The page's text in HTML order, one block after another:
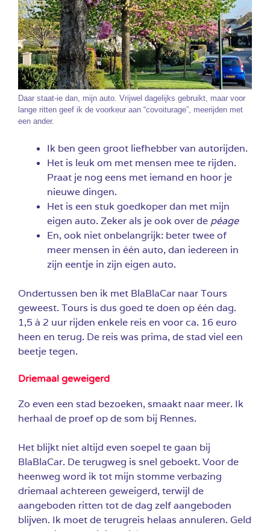
Daar staat-ie dan, mijn auto. Vrijwel dagelijks gebruikt, maar voor
lange ritten geef ik de voorkeur aan “covoiturage”, meerijden met
een ander.
Ik ben geen groot liefhebber van autorijden.
Het is leuk om met mensen mee te rijden.
Praat je nog eens met iemand en hoor je
nieuwe dingen.
Het is een stuk goedkoper dan met mijn
eigen auto. Zeker als je ook over de péage
En, ook niet onbelangrijk: beter twee of
meer mensen in één auto, dan iedereen in
zijn eentje in zijn eigen auto.
Ondertussen ben ik met BlaBlaCar naar Tours
geweest. Tours is dus goed te doen op één dag.
1,5 à 2 uur rijden enkele reis en voor ca. 16 euro
heen en terug. De reis was prima, de stad viel een
beetje tegen.
Driemaal geweigerd
Zo even een stad bezoeken, smaakt naar meer. Ik
herhaal de proef op de som bij Rennes.
Het blijkt niet altijd even soepel te gaan bij
BlaBlaCar. De terugweg is snel geboekt. Voor de
heenweg word ik tot mijn stomme verbazing
driemaal achtereen geweigerd, terwijl de
aangeboden ritten tot de dag zelf aangeboden
blijven. Ik moet de terugreis helaas annuleren. Geld